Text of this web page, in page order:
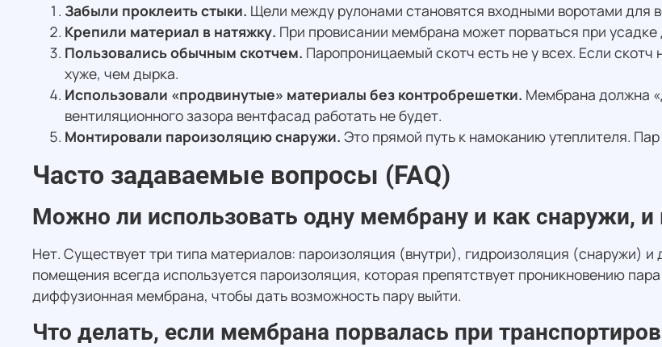
Забыли проклеить стыки. Щели между рулонами становятся входными воротами для
Крепили материал в натяжку. При провисании мембрана может порваться при усадке
Пользовались обычным скотчем. Паропроницаемый скотч есть не у всех. Если
хуже, чем дырка.
Использовали «продвинутые» материалы без контробрешетки. Мембрана должна
вентиляционного зазора вентфасад работать не будет.
Монтировали пароизоляцию снаружи. Это прямой путь к намоканию утеплителя.
Часто задаваемые вопросы (FAQ)
Можно ли использовать одну мембрану и как снаружи, и
Нет. Существует три типа материалов: пароизоляция (внутри), гидроизоляция (снаружи)
помещения всегда используется пароизоляция, которая препятствует проникновению
диффузионная мембрана, чтобы дать возможность пару выйти.
Что делать, если мембрана порвалась при